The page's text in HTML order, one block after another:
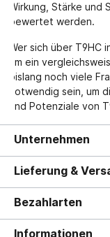
Wirkung, Stärke
bewertet werden.
Wer sich über
um ein
bislang noch viele
notwendig sein, um
und Potenziale von
Unternehmen
Lieferung &
Bezahlarten
Informationen